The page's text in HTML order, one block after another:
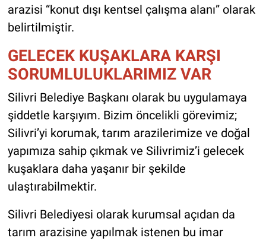
arazisi “konut dışı kentsel çalışma alanı” olarak
belirtilmiştir.
GELECEK KUŞAKLARA KARŞI
SORUMLULUKLARIMIZ VAR
Silivri Belediye Başkanı olarak bu uygulamaya
şiddetle karşıyım. Bizim öncelikli görevimiz;
Silivri’yi korumak, tarım arazilerimize ve doğal
yapımıza sahip çıkmak ve Silivrimiz’i gelecek
kuşaklara daha yaşanır bir şekilde
ulaştırabilmektir.
Silivri Belediyesi olarak kurumsal açıdan da
tarım arazisine yapılmak istenen bu imar